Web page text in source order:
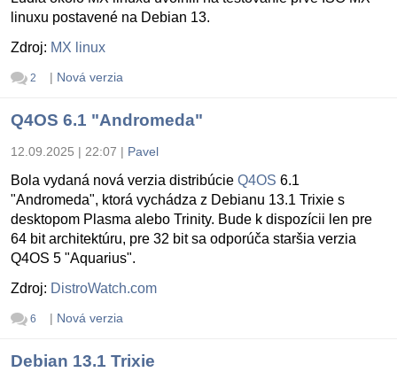
linuxu postavené na Debian 13.
Zdroj: MX linux
2 | Nová verzia
Q4OS 6.1 "Andromeda"
12.09.2025 | 22:07 | Pavel
Bola vydaná nová verzia distribúcie Q4OS 6.1
"Andromeda", ktorá vychádza z Debianu 13.1 Trixie s
desktopom Plasma alebo Trinity. Bude k dispozícii len pre
64 bit architektúru, pre 32 bit sa odporúča staršia verzia
Q4OS 5 "Aquarius".
Zdroj: DistroWatch.com
6 | Nová verzia
Debian 13.1 Trixie